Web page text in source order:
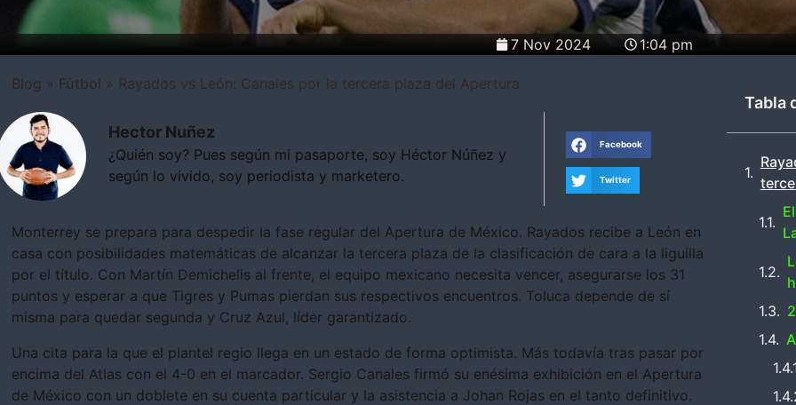
7 Nov 2024 1:04 pm
Blog » Fútbol » Rayados vs León: Canales por la tercera plaza del Apertura
Hector Nuñez
¿Quién soy? Pues según mi pasaporte, soy Héctor Núñez y
según lo vivido, soy periodista y marketero.
Facebook
Twitter
Monterrey se prepara para despedir la fase regular del Apertura de México. Rayados recibe a León en
casa con posibilidades matemáticas de alcanzar la tercera plaza de la clasificación de cara a la liguilla
por el título. Con Martín Demichelis al frente, el equipo mexicano necesita vencer, asegurarse los 31
puntos y esperar a que Tigres y Pumas pierdan sus respectivos encuentros. Toluca depende de sí
misma para quedar segunda y Cruz Azul, líder garantizado.
Una cita para la que el plantel regio llega en un estado de forma optimista. Más todavía tras pasar por
encima del Atlas con el 4-0 en el marcador. Sergio Canales firmó su enésima exhibición en el Apertura
de México con un doblete en su cuenta particular y la asistencia a Johan Rojas en el tanto definitivo.
Tabla